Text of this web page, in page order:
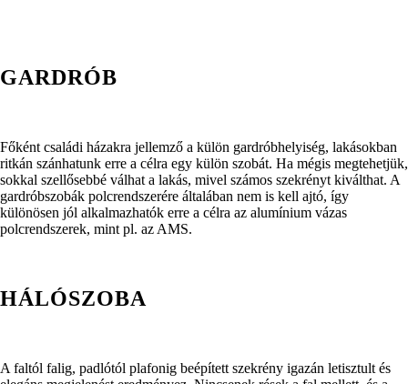
GARDRÓB
Főként családi házakra jellemző a külön gardróbhelyiség, lakásokban
ritkán szánhatunk erre a célra egy külön szobát. Ha mégis megtehetjük,
sokkal szellősebbé válhat a lakás, mivel számos szekrényt kiválthat. A
gardróbszobák polcrendszerére általában nem is kell ajtó, így
különösen jól alkalmazhatók erre a célra az alumínium vázas
polcrendszerek, mint pl. az AMS.
HÁLÓSZOBA
A faltól falig, padlótól plafonig beépített szekrény igazán letisztult és